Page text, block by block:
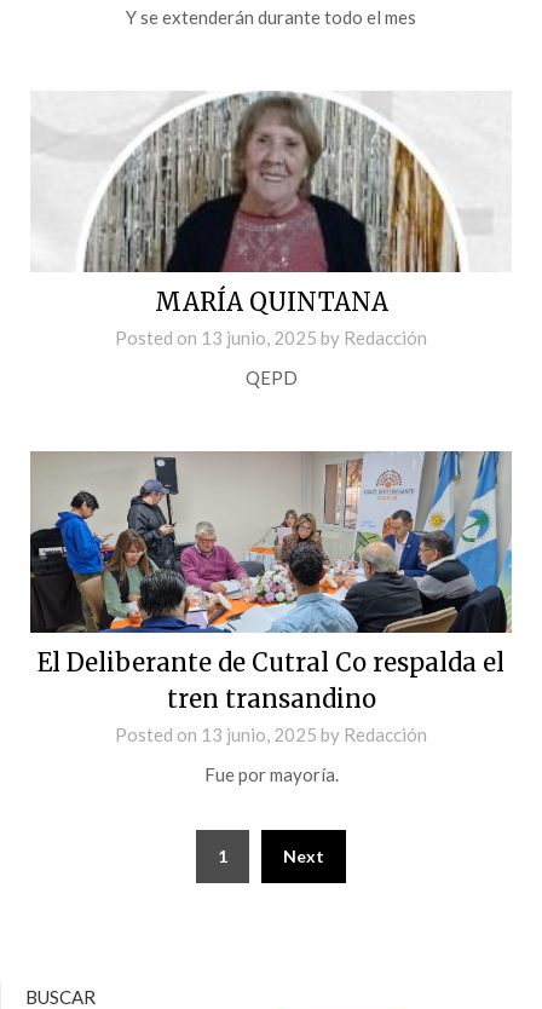
Y se extenderán durante todo el mes
MARÍA QUINTANA
Posted on 13 junio, 2025 by Redacción
QEPD
El Deliberante de Cutral Co respalda el
tren transandino
Posted on 13 junio, 2025 by Redacción
Fue por mayoría.
1 Next
BUSCAR